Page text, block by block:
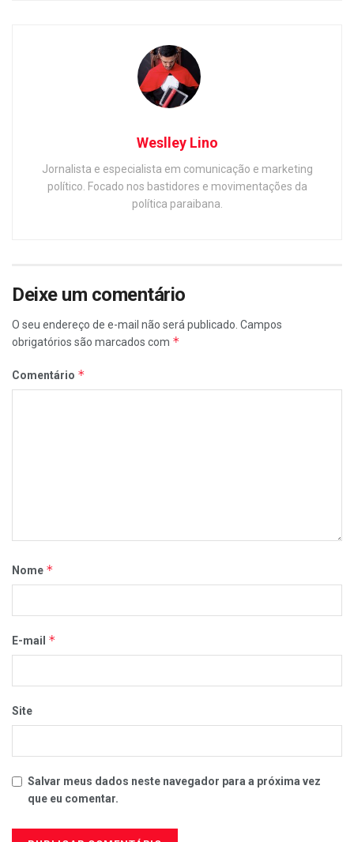
Weslley Lino
Jornalista e especialista em comunicação e marketing
político. Focado nos bastidores e movimentações da
política paraibana.
Deixe um comentário
O seu endereço de e-mail não será publicado. Campos
obrigatórios são marcados com *
Comentário *
Nome *
E-mail *
Site
Salvar meus dados neste navegador para a próxima vez
que eu comentar.